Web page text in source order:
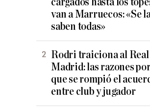
cargados hasta los
van a Marruecos: «Se
saben todas»
Rodri traiciona al Real
Madrid: las razones
que se rompió el
entre club y jugador